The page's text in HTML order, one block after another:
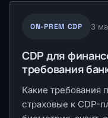
ON-PREM CDP 3
CDP для
требования
Какие требования
страховые к